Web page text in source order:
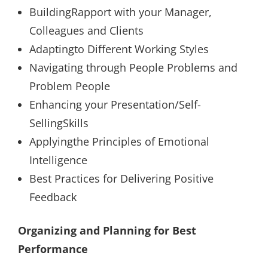
BuildingRapport with your Manager,
Colleagues and Clients
Adaptingto Different Working Styles
Navigating through People Problems and
Problem People
Enhancing your Presentation/Self-
SellingSkills
Applyingthe Principles of Emotional
Intelligence
Best Practices for Delivering Positive
Feedback
Organizing and Planning for Best
Performance